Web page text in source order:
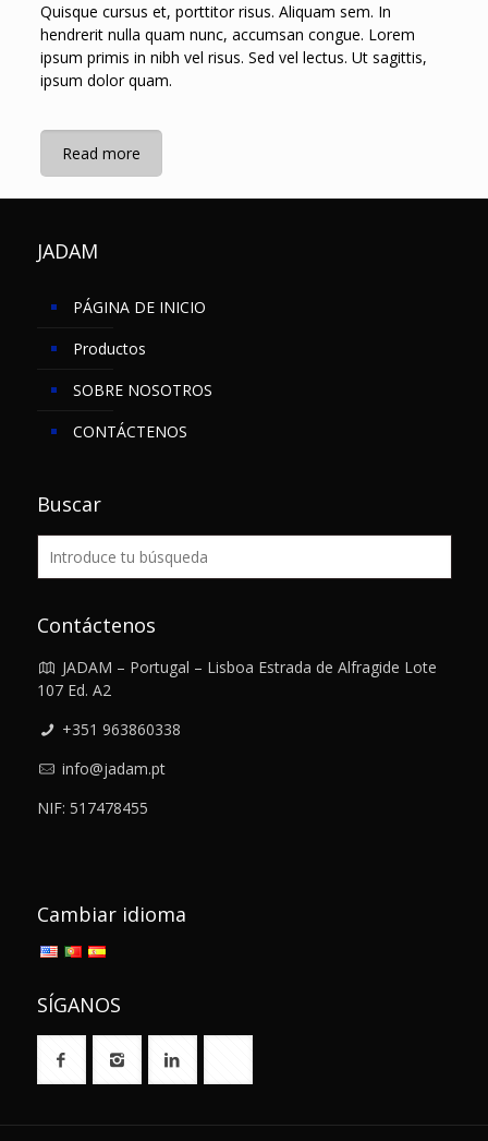
Quisque cursus et,porttitor risus.Aliquam sem. In
hendrerit nulla quam nunc,accumsan congue. Lorem
ipsum primis in nibh vel risus.Sed vel lectus.Ut sagittis,
ipsum dolor quam.
Read more
JADAM
PÁGINA DE INICIO
Productos
SOBRE NOSOTROS
CONTÁCTENOS
Buscar
Contáctenos
JADAM – Portugal – Lisboa Estrada de Alfragide Lote
107 Ed. A2
+351 963860338
info@jadam.pt
NIF: 517478455
Cambiar idioma
SÍGANOS